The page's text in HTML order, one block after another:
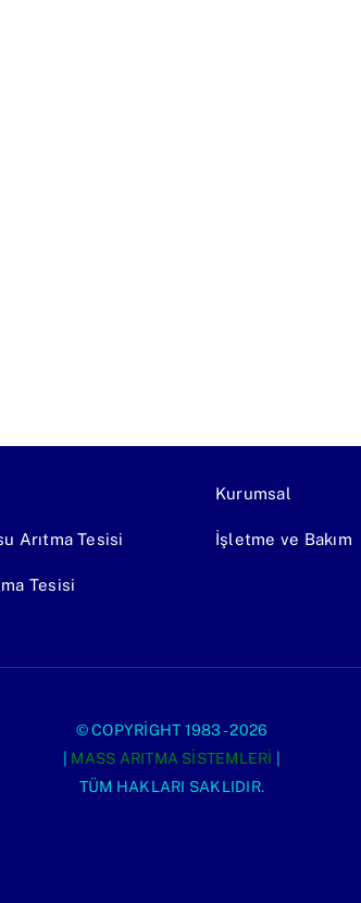
Arıtma Tesisi
Tesisi
Kurumsal
İşletme ve Bakım
© COPYRIGHT 1983 - 2026
| MASS ARITMA SISTEMLERI |
TÜM HAKLARI SAKLIDIR.